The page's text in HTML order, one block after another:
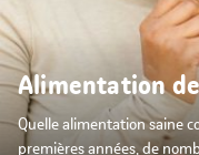
Alimentation
Quelle alimentation saine
premières années, de